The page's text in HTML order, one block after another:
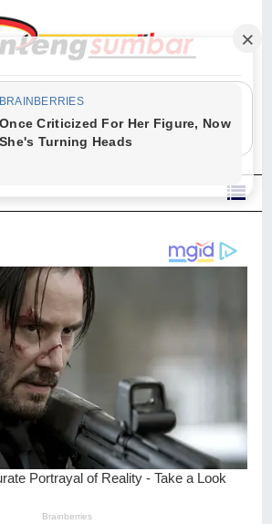
dan para malaikat-Nya berselawat untuk Nabi.
beriman, berselawatlah kamu untuk Nabi dan
penuh penghormatan kepadanya." (Qs. Al
Ahzab Ayat 56)